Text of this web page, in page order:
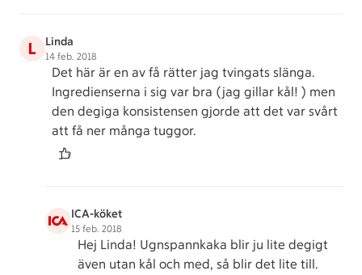
L Linda
14 feb. 2018
Det här är en av få rätter jag tvingats slänga.
Ingredienserna i sig var bra (jag gillar kål! ) men
den degiga konsistensen gjorde att det var svårt
att få ner många tuggor.
ICA-köket
15 feb. 2018
Hej Linda! Ugnspannkaka blir ju lite degigt
även utan kål och med, så blir det lite till.